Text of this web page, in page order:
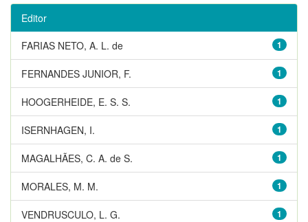
Editor
1
FARIAS NETO, A. L. de
1
FERNANDES JUNIOR, F.
1
HOOGERHEIDE, E. S. S.
1
ISERNHAGEN, I.
1
MAGALHÃES, C. A. de S.
1
MORALES, M. M.
1
VENDRUSCULO, L. G.